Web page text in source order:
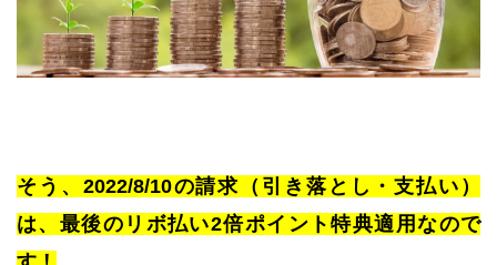
そう、2022/8/10の請求（引き落とし・支払い）
は、最後のリボ払い2倍ポイント特典適用なので